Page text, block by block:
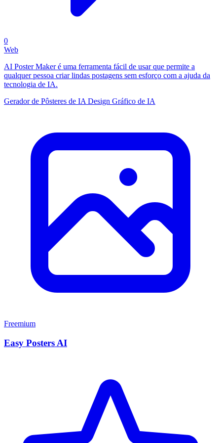
0
Web
AI Poster Maker é uma ferramenta fácil de usar que permite a
qualquer pessoa criar lindas postagens sem esforço com a ajuda da
tecnologia de IA.
Gerador de Pôsteres de IA Design Gráfico de IA
Freemium
Easy Posters AI